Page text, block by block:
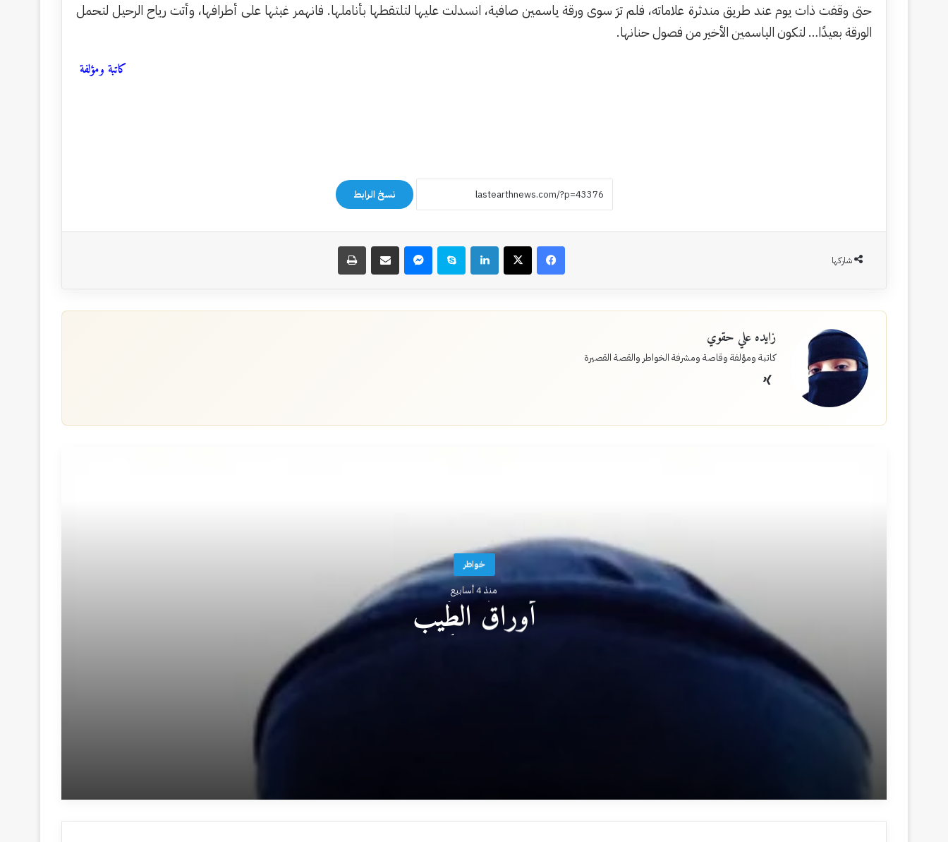
حتى وقفت ذات يوم عند طريق مندثرة علاماته، فلم ترَ سوى ورقة ياسمين صافية، انسدلت عليها لتلتقطها بأناملها. فانهمر غيثها على أطرافها، وأتت رياح الرحيل لتحمل
الورقة بعيدًا… لتكون الياسمين الأخير من فصول حنانها.
كاتبة ومؤلفة
نسخ الرابط
شاركها
فيسبوك‫X لينكدإن سكايب ماسنجر مشاركة عبر البريد طباعة
زايده علي حقوي
كاتبة ومؤلفة وقاصة ومشرفة الخواطر والقصة القصيرة
خواطر
منذ 4 أسابيع
أوراقُ الطِّيب